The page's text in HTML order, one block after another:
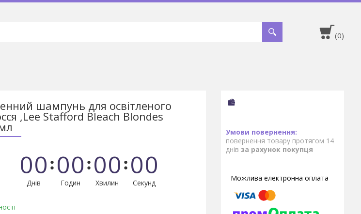
шампунь для освітленого
,Lee Stafford Bleach Blondes
00
Днів
00
Годин
00
Хвилин
00
Секунд
повернення товару протягом 14
днів за рахунок покупця